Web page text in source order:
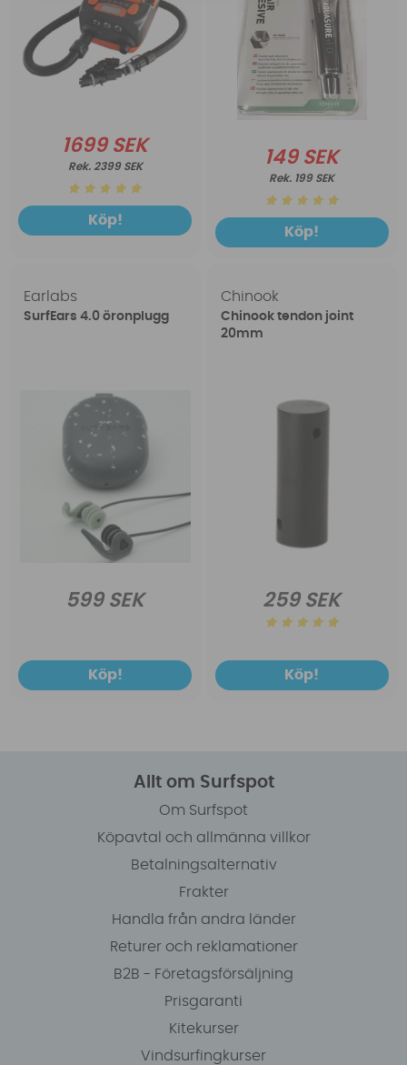
1699 SEK
2399 SEK
Köp!
149 SEK
199 SEK
Köp!
Earlabs
SurfEars 4.0 öronplugg
599 SEK
Köp!
Chinook
Chinook tendon joint
20mm
259 SEK
Köp!
Allt om Surfspot
Om Surfspot
Köpavtal och allmänna villkor
Betalningsalternativ
Frakter
Handla från andra länder
Returer och reklamationer
B2B - Företagsförsäljning
Prisgaranti
Kitekurser
Vindsurfingkurser